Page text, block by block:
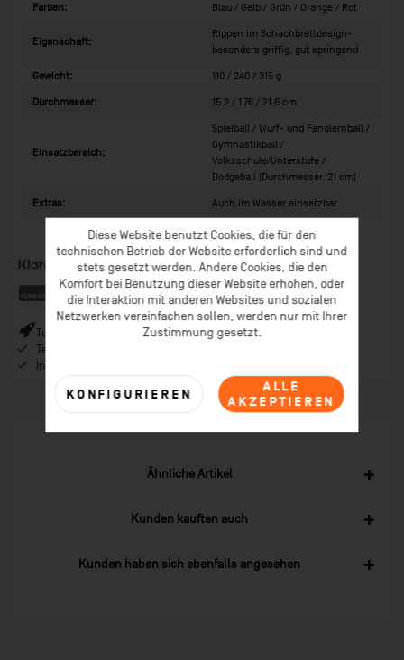
Farben: Blau / Gelb / Grün / Orange / Rot
Eigenschaft:
Rippen im Schachbrettdesign-
besonders griffig, gut springend
Gewicht: 110 / 240 / 315 g
Durchmesser: 15,2 / 1,76 / 21,6 cm
Einsatzbereich:
Spielball / Wurf- und Fanglernball /
Gymnastikball /
Volksschule/Unterstufe /
Dodgeball (Durchmesser. 21 cm)
Extras: Auch im Wasser einsetzbar
Turbo-Versand (*) bei Bestellungen bis 9 Uhr (* Lagerware)
Telefonberatung ab 08:00 Uhr Früh (Mo-Fr)
Inspiration im Coaching-Magazin & Newsletter
Ähnliche Artikel
Kunden kauften auch
Kunden haben sich ebenfalls angesehen
Diese Website benutzt Cookies, die für den
technischen Betrieb der Website erforderlich sind und
stets gesetzt werden. Andere Cookies, die den
Komfort bei Benutzung dieser Website erhöhen, oder
die Interaktion mit anderen Websites und sozialen
Netzwerken vereinfachen sollen, werden nur mit Ihrer
Zustimmung gesetzt.
ALLE
AKZEPTIEREN
KONFIGURIEREN